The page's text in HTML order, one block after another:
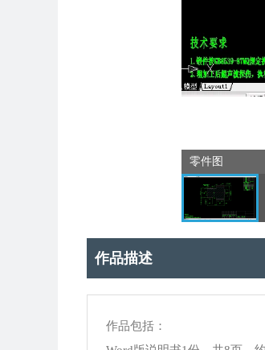
零件图
作品描述
作品包括：